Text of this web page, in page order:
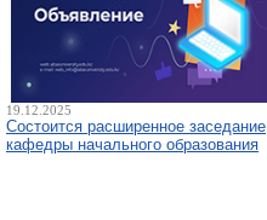
19.12.2025
Состоится расширенное заседание
кафедры начального образования